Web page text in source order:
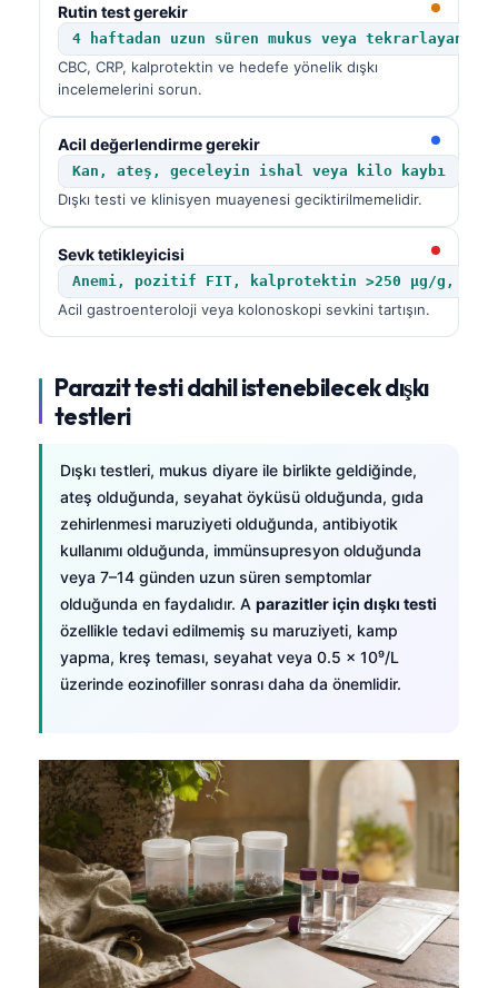
Rutin test gerekir
4 haftadan uzun süren mukus veya tekrarlayan
CBC, CRP, kalprotektin ve hedefe yönelik dışkı
incelemelerini sorun.
Acil değerlendirme gerekir
Kan, ateş, geceleyin ishal veya kilo kaybı
Dışkı testi ve klinisyen muayenesi geciktirilmemelidir.
Sevk tetikleyicisi
Anemi, pozitif FIT, kalprotektin >250 µg/g,
Acil gastroenteroloji veya kolonoskopi sevkini tartışın.
Parazit testi dahil istenebilecek dışkı
testleri
Dışkı testleri, mukus diyare ile birlikte geldiğinde,
ateş olduğunda, seyahat öyküsü olduğunda, gıda
zehirlenmesi maruziyeti olduğunda, antibiyotik
kullanımı olduğunda, immünsupresyon olduğunda
veya 7–14 günden uzun süren semptomlar
olduğunda en faydalıdır. A parazitler için dışkı testi
özellikle tedavi edilmemiş su maruziyeti, kamp
yapma, kreş teması, seyahat veya 0.5 × 10⁹/L
üzerinde eozinofiller sonrası daha da önemlidir.